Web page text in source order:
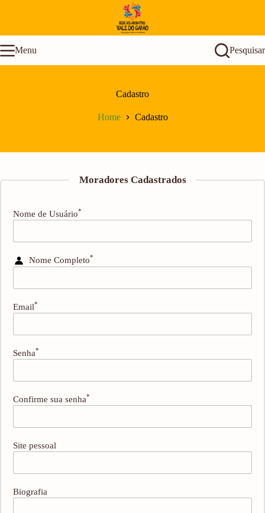
conteúdo
Menu
Pesquisar
Cadastro
Home Cadastro
Moradores Cadastrados
Nome de Usuário*
Nome Completo*
Email*
Senha*
Confirme sua senha*
Site pessoal
Biografia